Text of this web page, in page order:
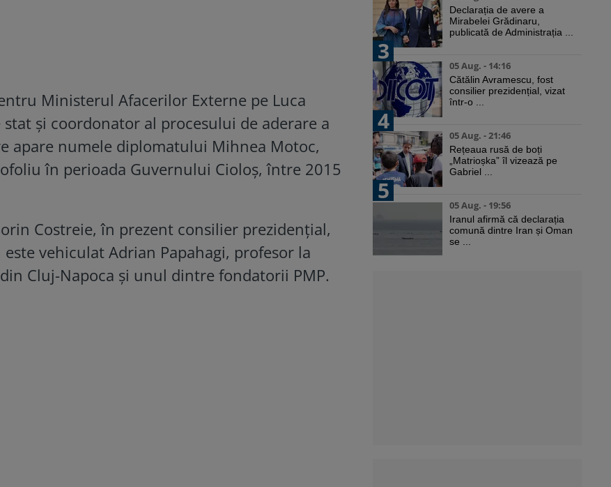
Ministerul Afacerilor Externe pe Luca
și coordonator al procesului de aderare a
apare numele diplomatului Mihnea Motoc,
în perioada Guvernului Cioloș, între 2015
Costreie, în prezent consilier prezidențial,
vehiculat Adrian Papahagi, profesor la
Cluj-Napoca și unul dintre fondatorii PMP.
Declarația de avere a
Mirabelei Grădinaru,
publicată de Administrația ...
3
05 Aug. - 14:16
Cătălin Avramescu, fost
consilier prezidențial, vizat
într-o ...
4
05 Aug. - 21:46
Rețeaua rusă de boți
„Matrioșka” îl vizează pe
Gabriel ...
5
05 Aug. - 19:56
Iranul afirmă că declarația
comună dintre Iran și Oman
se ...